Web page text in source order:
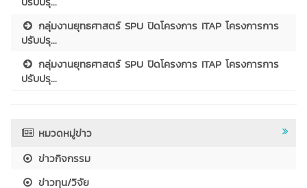
กลุ่มงานยุทธศาสตร์ SPU ปิดโครงการ ITAP โครงการการ
ปรับปรุ...
กลุ่มงานยุทธศาสตร์ SPU ปิดโครงการ ITAP โครงการการ
ปรับปรุ...
หมวดหมู่ข่าว
ข่าวกิจกรรม
ข่าวทุน/วิจัย